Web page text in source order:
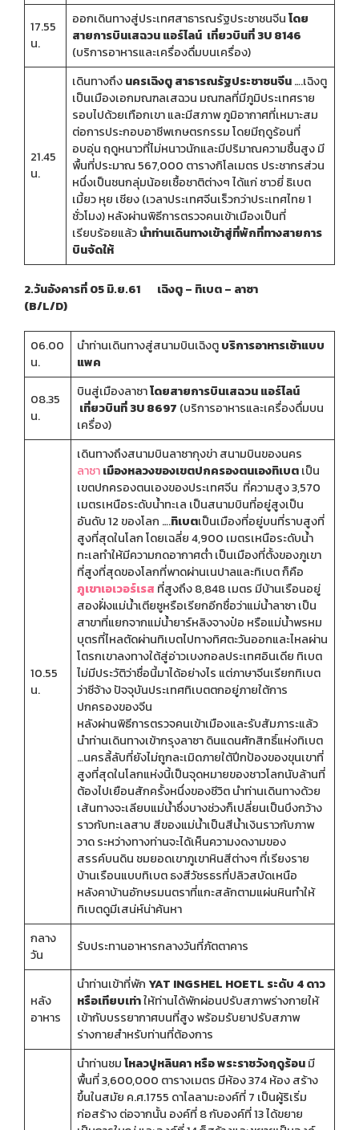
17.55
น.
ออกเดินทางสู่ประเทศสาธารณรัฐประชาชนจีนโดย
สายการบินเสฉวน แอร์ไลน์ เที่ยวบินที่ 3U 8146
(บริการอาหารและเครื่องดื่มบนเครื่อง)
21.45
น.
เดินทางถึงนครเฉิงตู สาธารณรัฐประชาชนจีน….เฉิงตู
เป็นเมืองเอกมณฑลเสฉวน มณฑลที่มีภูมิประเทศราย
รอบไปด้วยเทือกเขา และมีสภาพ ภูมิอากาศที่เหมาะสม
ต่อการประกอบอาชีพเกษตรกรรม โดยมีฤดูร้อนที่
อบอุ่น ฤดูหนาวที่ไม่หนาวนักและมีปริมาณความชื้นสูง มี
พื้นที่ประมาณ 567,000 ตารางกิโลเมตร ประชากรส่วน
หนึ่งเป็นชนกลุ่มน้อยเชื้อชาติต่างๆ ได้แก่ ชาวยี่ ธิเบต
เมี้ยว หุย เชียง (เวลาประเทศจีนเร็วกว่าประเทศไทย 1
ชั่วโมง) หลังผ่านพิธีการตรวจคนเข้าเมืองเป็นที่
เรียบร้อยแล้วนำท่านเดินทางเข้าสู่ที่พักที่ทางสายการ
บินจัดให้
2.วันอังคารที่ 05 มิ.ย.61 เฉิงตู – ทิเบต – ลาซา
(B/L/D)
06.00
น.
นำท่านเดินทางสู่สนามบินเฉิงตูบริการอาหารเช้าแบบ
แพค
08.35
น.
บินสู่เมืองลาซาโดยสายการบินเสฉวน แอร์ไลน์
เที่ยวบินที่ 3U 8697 (บริการอาหารและเครื่องดื่มบน
เครื่อง)
10.55
น.
เดินทางถึงสนามบินลาซากุงข่า สนามบินของนคร
ลาซาเมืองหลวงของเขตปกครองตนเองทิเบตเป็น
เขตปกครองตนเองของประเทศจีน ที่ความสูง 3,570
เมตรเหนือระดับน้ำทะเล เป็นสนามบินที่อยู่สูงเป็น
อันดับ 12 ของโลก ….ทิเบตเป็นเมืองที่อยู่บนที่ราบสูงที่
สูงที่สุดในโลก โดยเฉลี่ย 4,900 เมตรเหนือระดับน้ำ
ทะเลทำให้มีความกดอากาศต่ำ เป็นเมืองที่ตั้งของภูเขา
ที่สูงที่สุดของโลกที่พาดผ่านเนปาลและทิเบต ก็คือ
ภูเขาเอเวอร์เรส ที่สูงถึง 8,848 เมตร มีบ้านเรือนอยู่
สองฝั่งแม่น้ำเตียซูหรือเรียกอีกชื่อว่าแม่น้ำลาซา เป็น
สาขาที่แยกจากแม่น้ำยาร์หลิงจางป๋อ หรือแม่น้ำพรหม
บุตรที่ไหลตัดผ่านทิเบตไปทางทิศตะวันออกและไหลผ่าน
โตรกเขาลงทางใต้สู่อ่าวเบงกอลประเทศอินเดีย ทิเบต
ไม่มีประวัติว่าชื่อนี้มาได้อย่างไร แต่ภาษาจีนเรียกทิเบต
ว่าซีจ้าง ปัจจุบันประเทศทิเบตตกอยู่ภายใต้การ
ปกครองของจีน
หลังผ่านพิธีการตรวจคนเข้าเมืองและรับสัมภาระแล้ว
นำท่านเดินทางเข้ากรุงลาซา ดินแดนศักสิทธิ์แห่งทิเบต
…นครลี้ลับที่ยังไม่ถูกละเมิดภายใต้ปีกป้องของขุนเขาที่
สูงที่สุดในโลกแห่งนี้เป็นจุดหมายของชาวโลกนับล้านที่
ต้องไปเยือนสักครั้งหนึ่งของชีวิต นำท่านเดินทางด้วย
เส้นทางจะเลียบแม่น้ำซึ่งบางช่วงก็เปลี่ยนเป็นบึงกว้าง
ราวกับทะเลสาบ สีของแม่น้ำเป็นสีน้ำเงินราวกับภาพ
วาด ระหว่างทางท่านจะได้เห็นความงดงามของ
สรรค์บนดิน ชมยอดเขาภูเขาหินสีต่างๆ ที่เรียงราย
บ้านเรือนแบบทิเบต ธงสีวัชรธรที่ปลิวสบัดเหนือ
หลังคาบ้านอักษรมนตราที่แกะสลักตามแผ่นหินทำให้
ทิเบตดูมีเสน่ห์น่าค้นหา
กลาง
วัน
รับประทานอาหารกลางวันที่ภัตตาคาร
หลัง
อาหาร
นำท่านเข้าที่พัก YAT INGSHEL HOETL ระดับ 4 ดาว
หรือเทียบเท่าให้ท่านได้พักผ่อนปรับสภาพร่างกายให้
เข้ากับบรรยากาศบนที่สูง พร้อมรับยาปรับสภาพ
ร่างกายสำหรับท่านที่ต้องการ
นำท่านชมโหลวปูหลินคา หรือ พระราชวังฤดูร้อนมี
พื้นที่ 3,600,000 ตารางเมตร มีห้อง 374 ห้อง สร้าง
ขึ้นในสมัย ค.ศ.1755 ดาไลลามะองค์ที่ 7 เป็นผู้ริเริ่ม
ก่อสร้าง ต่อจากนั้น องค์ที่ 8 กับองค์ที่ 13 ได้ขยาย